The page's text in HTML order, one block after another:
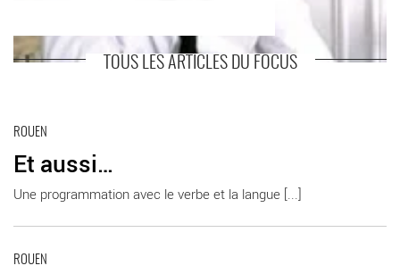
TOUS LES ARTICLES DU FOCUS
ROUEN
Et aussi…
Une programmation avec le verbe et la langue [...]
ROUEN